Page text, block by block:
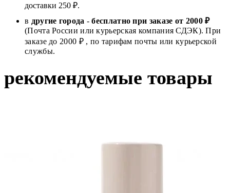
доставки 250 ₽.
в другие города -бесплатно при заказе от 2000 ₽
(Почта России или курьерская компания СДЭК). При
заказе до 2000 ₽ , по тарифам почты или курьерской
службы.
рекомендуемые товары